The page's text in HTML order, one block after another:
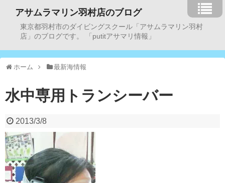
アサムラマリン羽村店のブログ
東京都羽村市のダイビングスクール「アサムラマリン羽村
店」のブログです。 「putitアサマリ情報」
ホーム 最新海情報
水中専用トランシーバー
2013/3/8